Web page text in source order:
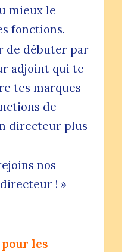
mieux le
fonctions.
de débuter par
adjoint qui te
tes marques
de
directeur plus
nos
! »
les